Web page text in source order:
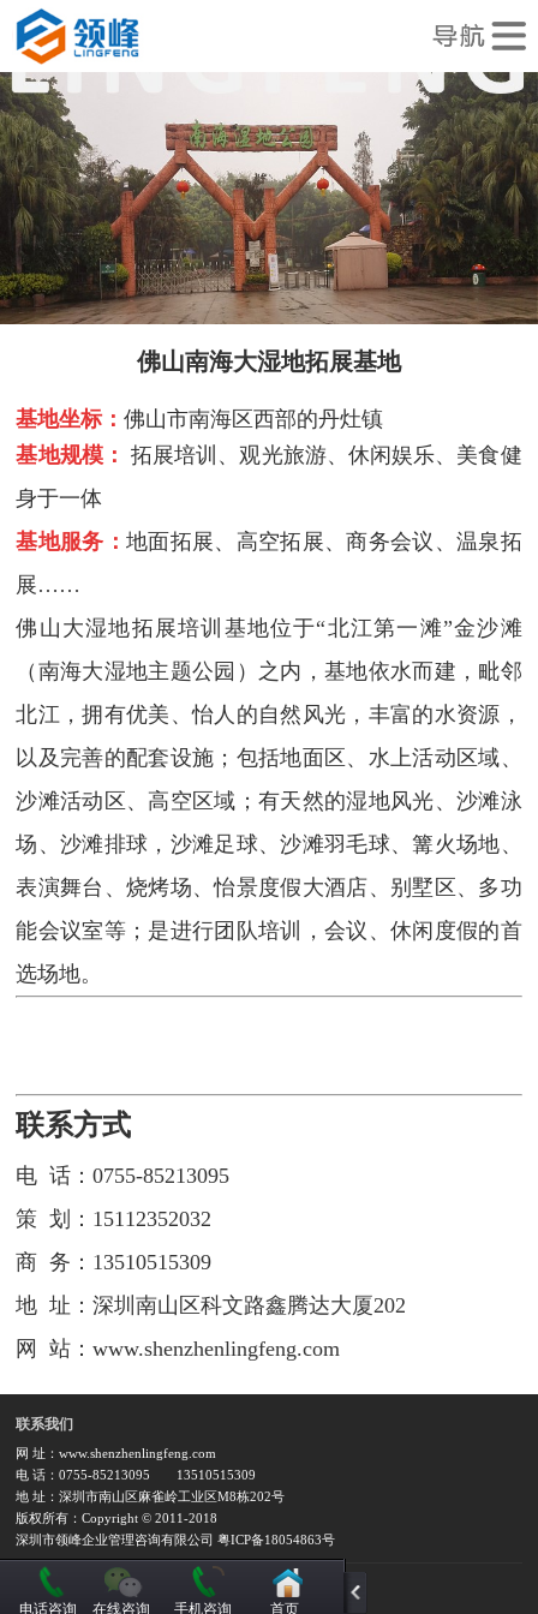
佛山南海大湿地拓展基地
基地坐标：佛山市南海区西部的丹灶镇
基地规模： 拓展培训、观光旅游、休闲娱乐、美食健
身于一体
基地服务：地面拓展、高空拓展、商务会议、温泉拓
展……
佛山大湿地拓展培训基地位于“北江第一滩”金沙滩
（南海大湿地主题公园）之内，基地依水而建，毗邻
北江，拥有优美、怡人的自然风光，丰富的水资源，
以及完善的配套设施；包括地面区、水上活动区域、
沙滩活动区、高空区域；有天然的湿地风光、沙滩泳
场、沙滩排球，沙滩足球、沙滩羽毛球、篝火场地、
表演舞台、烧烤场、怡景度假大酒店、别墅区、多功
能会议室等；是进行团队培训，会议、休闲度假的首
选场地。
联系方式
电 话：0755-85213095
策 划：15112352032
商 务：13510515309
地 址：深圳南山区科文路鑫腾达大厦202
网 站：www.shenzhenlingfeng.com
联系我们
网 址：www.shenzhenlingfeng.com
电 话：0755-85213095
13510515309
地 址：深圳市南山区麻雀岭工业区M8栋202号
版权所有：Copyright © 2011-2018
深圳市领峰企业管理咨询有限公司 粤ICP备18054863号
电话咨询 在线咨询 手机咨询 首页